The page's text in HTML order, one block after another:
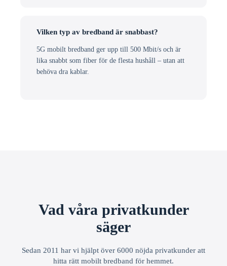
Vilken typ av bredband är snabbast?
5G mobilt bredband ger upp till 500 Mbit/s och är
lika snabbt som fiber för de flesta hushåll – utan att
behöva dra kablar.
Vad våra privatkunder
säger
Sedan 2011 har vi hjälpt över 6000 nöjda privatkunder att
hitta rätt mobilt bredband för hemmet.